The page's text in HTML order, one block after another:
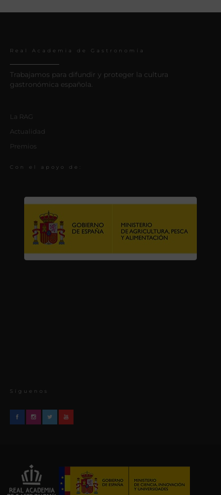
Real Academia de Gastronomía
Trabajamos para difundir y proteger la cultura
gastronómica española.
La RAG
Actualidad
Premios
Con el apoyo de:
Síguenos